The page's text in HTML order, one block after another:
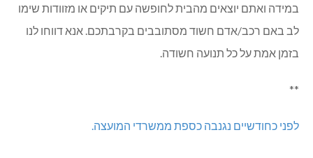
במידה ואתם יוצאים מהבית לחופשה עם תיקים או מזוודות שימו
לב באם רכב/אדם חשוד מסתובבים בקרבתכם. אנא דווחו לנו
בזמן אמת על כל תנועה חשודה.
**
לפני כחודשיים נגנבה כספת ממשרדי המועצה.